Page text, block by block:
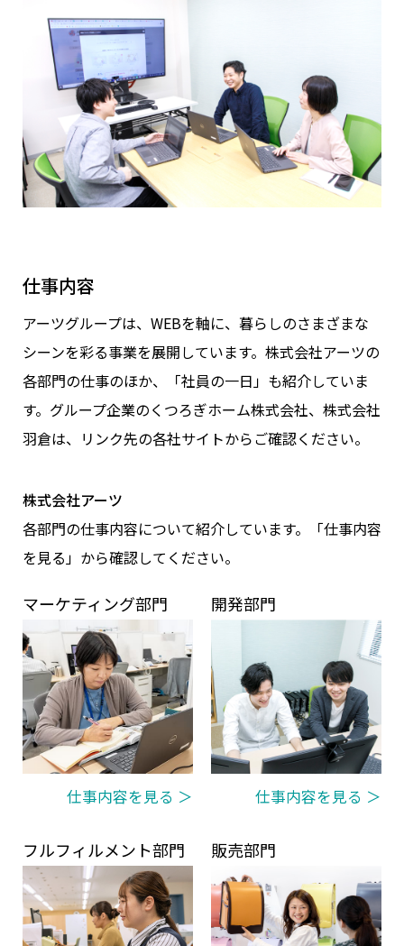
仕事内容
アーツグループは、WEBを軸に、暮らしのさまざまな
シーンを彩る事業を展開しています。株式会社アーツの
各部門の仕事のほか、「社員の一日」も紹介していま
す。グループ企業のくつろぎホーム株式会社、株式会社
羽倉は、リンク先の各社サイトからご確認ください。
株式会社アーツ
各部門の仕事内容について紹介しています。「仕事内容
を見る」から確認してください。
マーケティング部門
仕事内容を見る ＞
開発部門
仕事内容を見る ＞
フルフィルメント部門 販売部門